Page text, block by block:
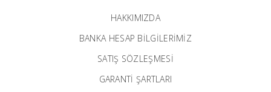
HAKKIMIZDA
BANKA HESAP BILGILERIMIZ
SATIŞ SÖZLEŞMESİ
GARANTI ŞARTLARI